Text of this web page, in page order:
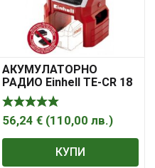
АКУМУЛАТОРНО
РАДИО Einhell TE-CR 18
LI-SOLO
56,24 € (110,00 лв.)
КУПИ